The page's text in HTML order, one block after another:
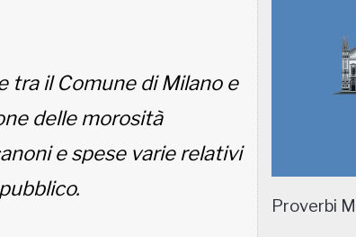
tra il Comune di Milano e
delle morosità
e spese varie relativi
Proverbi